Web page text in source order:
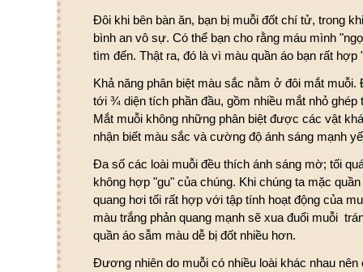
Đôi khi bên bàn ăn, bạn bị muỗi đốt chí tử, trong
bình an vô sự. Có thể bạn cho rằng máu mình
tìm đến. Thật ra, đó là vì màu quần áo bạn rất hợp
Khả năng phân biệt màu sắc nằm ở đôi mắt
tới ¾ diện tích phần đầu, gồm nhiều mắt nhỏ ghép
Mắt muỗi không những phân biệt được các vật
nhận biết màu sắc và cường độ ánh sáng mạnh
Đa số các loài muỗi đều thích ánh sáng mờ; tối
không hợp "gu" của chúng. Khi chúng ta mặc
quang hơi tối rất hợp với tập tính hoạt động của
màu trắng phản quang mạnh sẽ xua đuổi muỗi
quần áo sẫm màu dễ bị đốt nhiều hơn.
Đương nhiên do muỗi có nhiều loài khác nhau